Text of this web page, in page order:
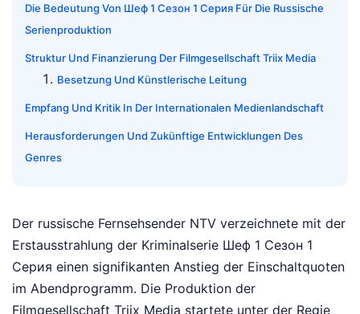
Die Bedeutung Von Шеф 1 Сезон 1 Серия Für Die Russische
Serienproduktion
Struktur Und Finanzierung Der Filmgesellschaft Triix Media
Besetzung Und Künstlerische Leitung
Empfang Und Kritik In Der Internationalen Medienlandschaft
Herausforderungen Und Zukünftige Entwicklungen Des
Genres
Der russische Fernsehsender NTV verzeichnete mit der
Erstausstrahlung der Kriminalserie Шеф 1 Сезон 1
Серия einen signifikanten Anstieg der Einschaltquoten
im Abendprogramm. Die Produktion der
Filmgesellschaft Triix Media startete unter der Regie